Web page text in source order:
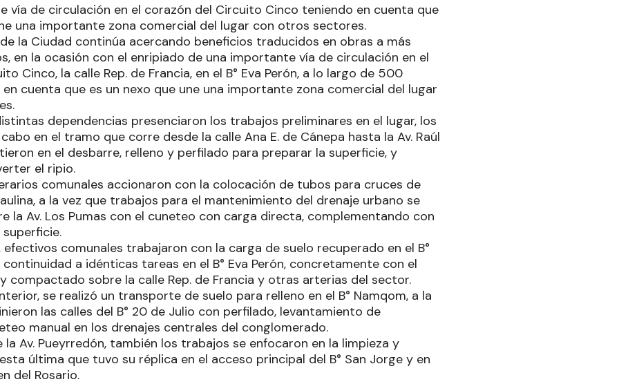
vía de circulación en el corazón del Circuito Cinco teniendo en cuenta que
una importante zona comercial del lugar con otros sectores.
la Ciudad continúa acercando beneficios traducidos en obras a más
en la ocasión con el enripiado de una importante vía de circulación en el
Cinco, la calle Rep. de Francia, en el B° Eva Perón, a lo largo de 500
cuenta que es un nexo que une una importante zona comercial del lugar
dependencias presenciaron los trabajos preliminares en el lugar, los
en el tramo que corre desde la calle Ana E. de Cánepa hasta la Av. Raúl
en el desbarre, relleno y perfilado para preparar la superficie, y
el ripio.
comunales accionaron con la colocación de tubos para cruces de
a la vez que trabajos para el mantenimiento del drenaje urbano se
la Av. Los Pumas con el cuneteo con carga directa, complementando con
comunales trabajaron con la carga de suelo recuperado en el B°
continuidad a idénticas tareas en el B° Eva Perón, concretamente con el
compactado sobre la calle Rep. de Francia y otras arterias del sector.
se realizó un transporte de suelo para relleno en el B° Namqom, a la
las calles del B° 20 de Julio con perfilado, levantamiento de
manual en los drenajes centrales del conglomerado.
la Av. Pueyrredón, también los trabajos se enfocaron en la limpieza y
última que tuvo su réplica en el acceso principal del B° San Jorge y en
del Rosario.